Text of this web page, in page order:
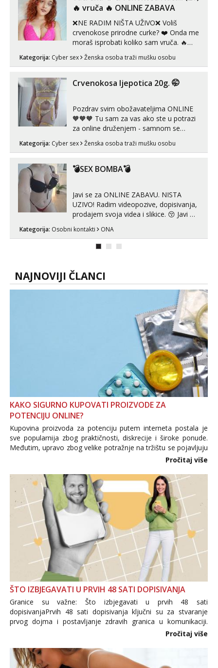
‎️‍🔥 vruča‎ ️‍🔥 ONLINE ZABAVA
❌NE RADIM NIŠTA UŽIVO❌ Voliš
crvenokose prirodne curke? ❤️ Onda me
moraš isprobati koliko sam vruča.‎ ️‍🔥
MLADA vražica koja ima 100%
prorodne grudi, 💦 Misli su mi uvijek
U mojoj raznolikoj ponudi možeš
pranaći nešto po svojoj mjeri. Sexi videa
Kategorija: Cyber sex Ženska osoba traži mušku osobu
Crvenokosa ljepotica 20g. 🤭
Pozdrav svim obožavateljima ONLINE
🧡🧡🧡 Tu sam za vas ako ste u potrazi
za online druženjem - samnom se
možete zabaviti preko videopoziva, ili
ako vam nisam dovoljna radim i u paru i
😉 Radim i vruća tipkanja uz slike i hot
Kategorija: Cyber sex Ženska osoba traži mušku osobu
💣SEX BOMBA💣
Javi se za ONLINE ZABAVU. NISTA
UZIVO! Radim videopozive, dopisivanja,
prodajem svoja videa i slikice. 😚 Javi mi
Telegram. +385 91 723 0045
Kategorija: Osobni kontakti ONA
NAJNOVIJI ČLANCI
KAKO SIGURNO KUPOVATI PROIZVODE ZA
POTENCIJU ONLINE?
Kupovina proizvoda za potenciju putem interneta postala je
sve popularnija zbog praktičnosti, diskrecije i široke ponude.
Međutim, upravo zbog velike potražnje na tržištu se pojavljuju
i brojni krivotvoreni proizvodi, nepouzdane internetske
Pročitaj više
ŠTO IZBJEGAVATI U PRVIH 48 SATI DOPISIVANJA
Granice su važne: Što izbjegavati u prvih 48 sati
dopisivanjaPrvih 48 sati dopisivanja ključni su za stvaranje
prvog dojma i postavljanje zdravih granica u komunikaciji.
Važno je izbjeći prebrzo otkrivanje osobnih ili intimnih
informacija, jer nepoznata osoba još nije zaslužila to
povjerenje. Takođe...
Pročitaj više